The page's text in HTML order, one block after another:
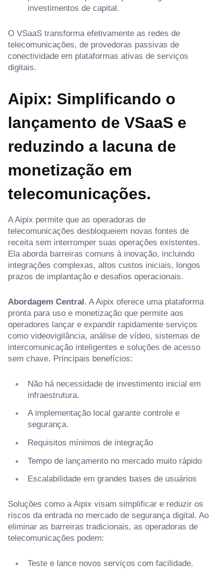
investimentos de capital.
O VSaaS transforma efetivamente as redes de
telecomunicações, de provedoras passivas de
conectividade em plataformas ativas de serviços
digitais.
Aipix: Simplificando o
lançamento de VSaaS e
reduzindo a lacuna de
monetização em
telecomunicações.
A Aipix permite que as operadoras de
telecomunicações desbloqueiem novas fontes de
receita sem interromper suas operações existentes.
Ela aborda barreiras comuns à inovação, incluindo
integrações complexas, altos custos iniciais, longos
prazos de implantação e desafios operacionais.
Abordagem Central. A Aipix oferece uma plataforma
pronta para uso e monetização que permite aos
operadores lançar e expandir rapidamente serviços
como videovigilância, análise de vídeo, sistemas de
intercomunicação inteligentes e soluções de acesso
sem chave. Principais benefícios:
Não há necessidade de investimento inicial em
infraestrutura.
A implementação local garante controle e
segurança.
Requisitos mínimos de integração
Tempo de lançamento no mercado muito rápido
Escalabilidade em grandes bases de usuários
Soluções como a Aipix visam simplificar e reduzir os
riscos da entrada no mercado de segurança digital. Ao
eliminar as barreiras tradicionais, as operadoras de
telecomunicações podem:
Teste e lance novos serviços com facilidade.